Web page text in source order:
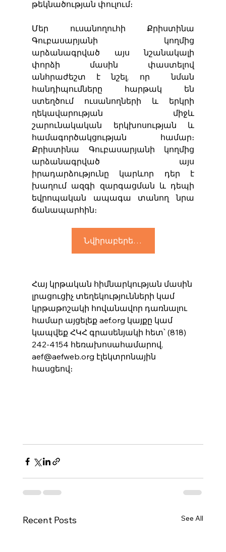
թեկնածության փուլում։
Մեր ուսանողուհի Քրիստինա
Գուբասարյանի կողմից
արձանագրված այս նշանակալի
փորձի մասին փաստելով
անհրաժեշտ է նշել, որ  նման
հանդիպումները հարթակ են
ստեղծում ուսանողների և երկրի
ղեկավարության միջև
շարունակական երկխոսության և
համագործակցության համար։
Քրիստինա Գուբասարյանի կողմից
արձանագրված այս
իրադարձությունը կարևոր դեր է
խաղում ազգի զարգացման և դեպի
եվրոպական ապագա տանող նրա
ճանապարհին։
Նվիրաբերել հիմա
Հայ կրթական հիմնարկության մասին
լրացուցիչ տեղեկությունների կամ
կրթաթոշակի հովանավոր դառնալու
համար այցելեք aef.org կայքը կամ
կապվեք ՀԿՀ գրասենյակի հետ՝ (818)
242-4154 հեռախոսահամարով,
aef@aefweb.org էլեկտրոնային
հասցեով։
Recent Posts See All